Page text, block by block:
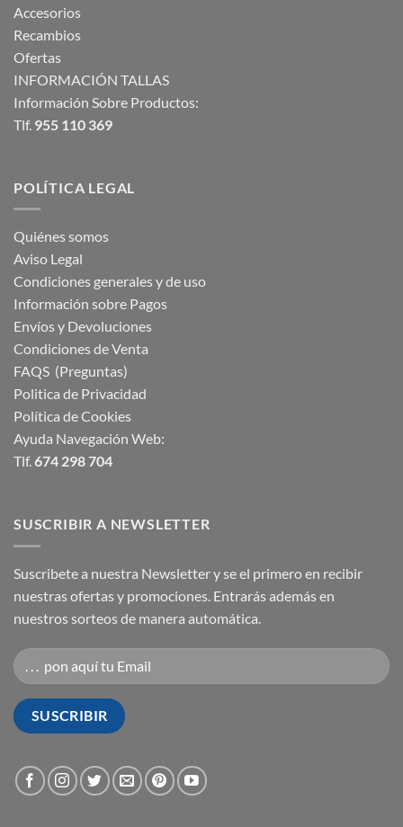
Accesorios
Recambios
Ofertas
INFORMACIÓN TALLAS
Información Sobre Productos:
Tlf. 955 110 369
POLÍTICA LEGAL
Quiénes somos
Aviso Legal
Condiciones generales y de uso
Información sobre Pagos
Envíos y Devoluciones
Condiciones de Venta
FAQS (Preguntas)
Politica de Privacidad
Política de Cookies
Ayuda Navegación Web:
Tlf.674 298 704
SUSCRIBIR A NEWSLETTER
Suscribete a nuestra Newsletter y se el primero en recibir
nuestras ofertas y promociones. Entrarás además en
nuestros sorteos de manera automática.